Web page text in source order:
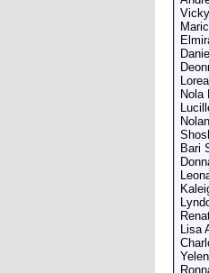
Nola
Bari
Lisa